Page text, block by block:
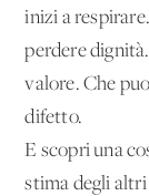
inizi a
perdere
valore. Che
difetto.
E scopri una
stima degli